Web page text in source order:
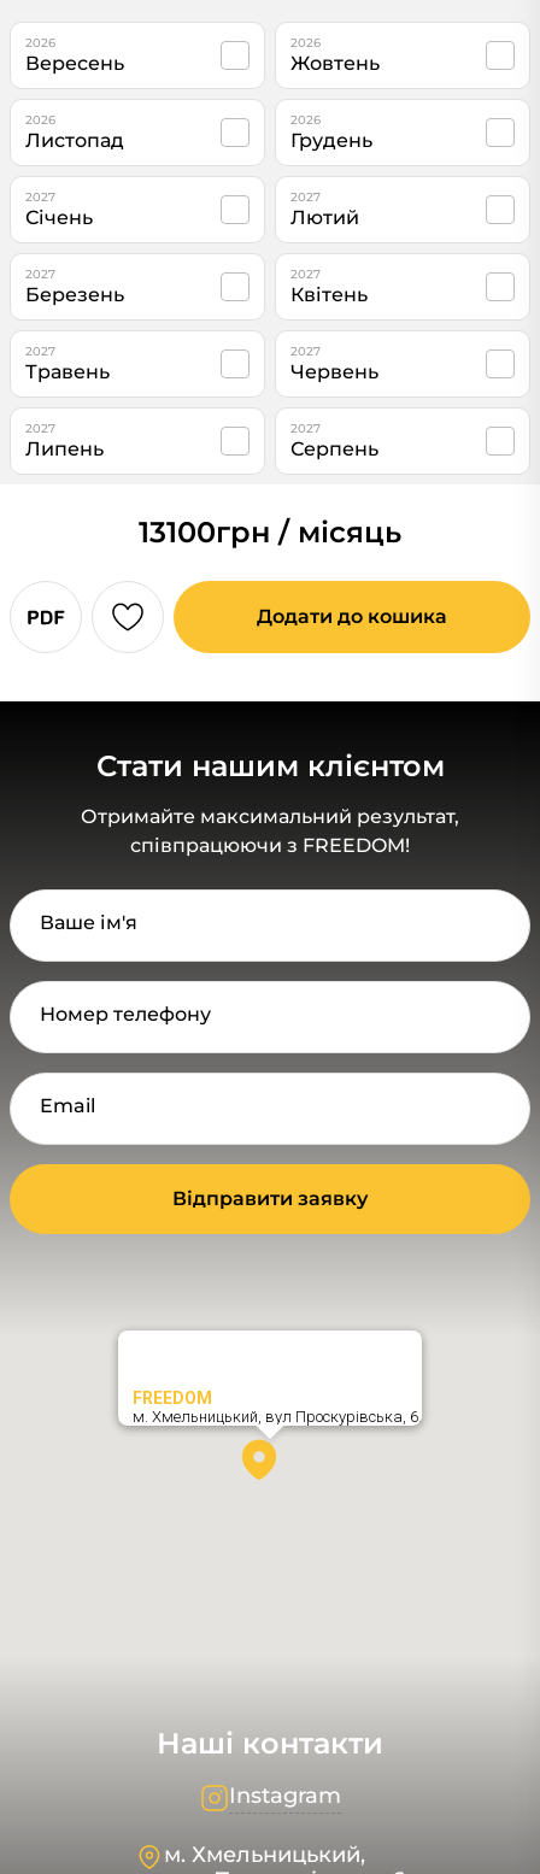
2026
Вересень
2026
Жовтень
2026
Листопад
2026
Грудень
2027
Січень
2027
Лютий
2027
Березень
2027
Квітень
2027
Травень
2027
Червень
2027
Липень
2027
Серпень
13100грн / місяць
Додати до кошика
Стати нашим клієнтом
Отримайте максимальний результат,
співпрацюючи з FREEDOM!
Ваше ім'я
Номер телефону
Email
Відправити заявку
Наші контакти
Instagram
м. Хмельницький,
FREEDOM
м. Хмельницький, вул Проскурівська, 6,